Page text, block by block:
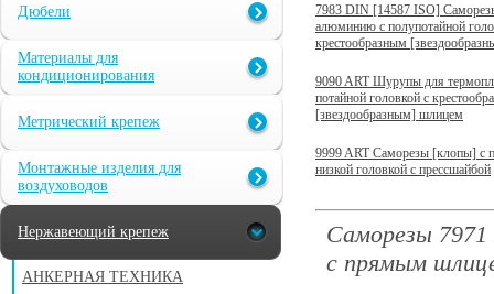
Дюбели
Материалы для
кондиционирования
Метрический крепеж
Монтажные изделия для
воздуховодов
Нержавеющий крепеж
АНКЕРНАЯ ТЕХНИКА
7983 DIN [14587 ISO]
алюминию с полупотайной
крестообразным
9090 ART Шурупы для
потайной головкой с
[звездообразным] шлицем
9999 ART Саморезы [клопы] с
низкой головкой с прессшайбой
Саморезы 7971
с прямым